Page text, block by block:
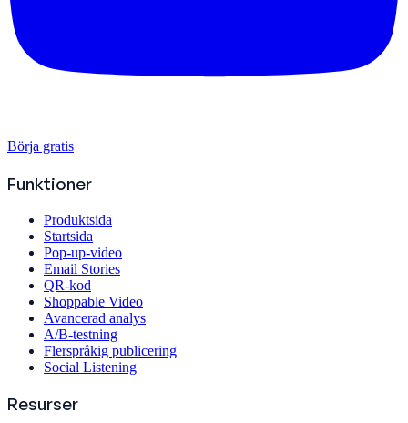
Börja gratis
Funktioner
Produktsida
Startsida
Pop-up-video
Email Stories
QR-kod
Shoppable Video
Avancerad analys
A/B-testning
Flerspråkig publicering
Social Listening
Resurser